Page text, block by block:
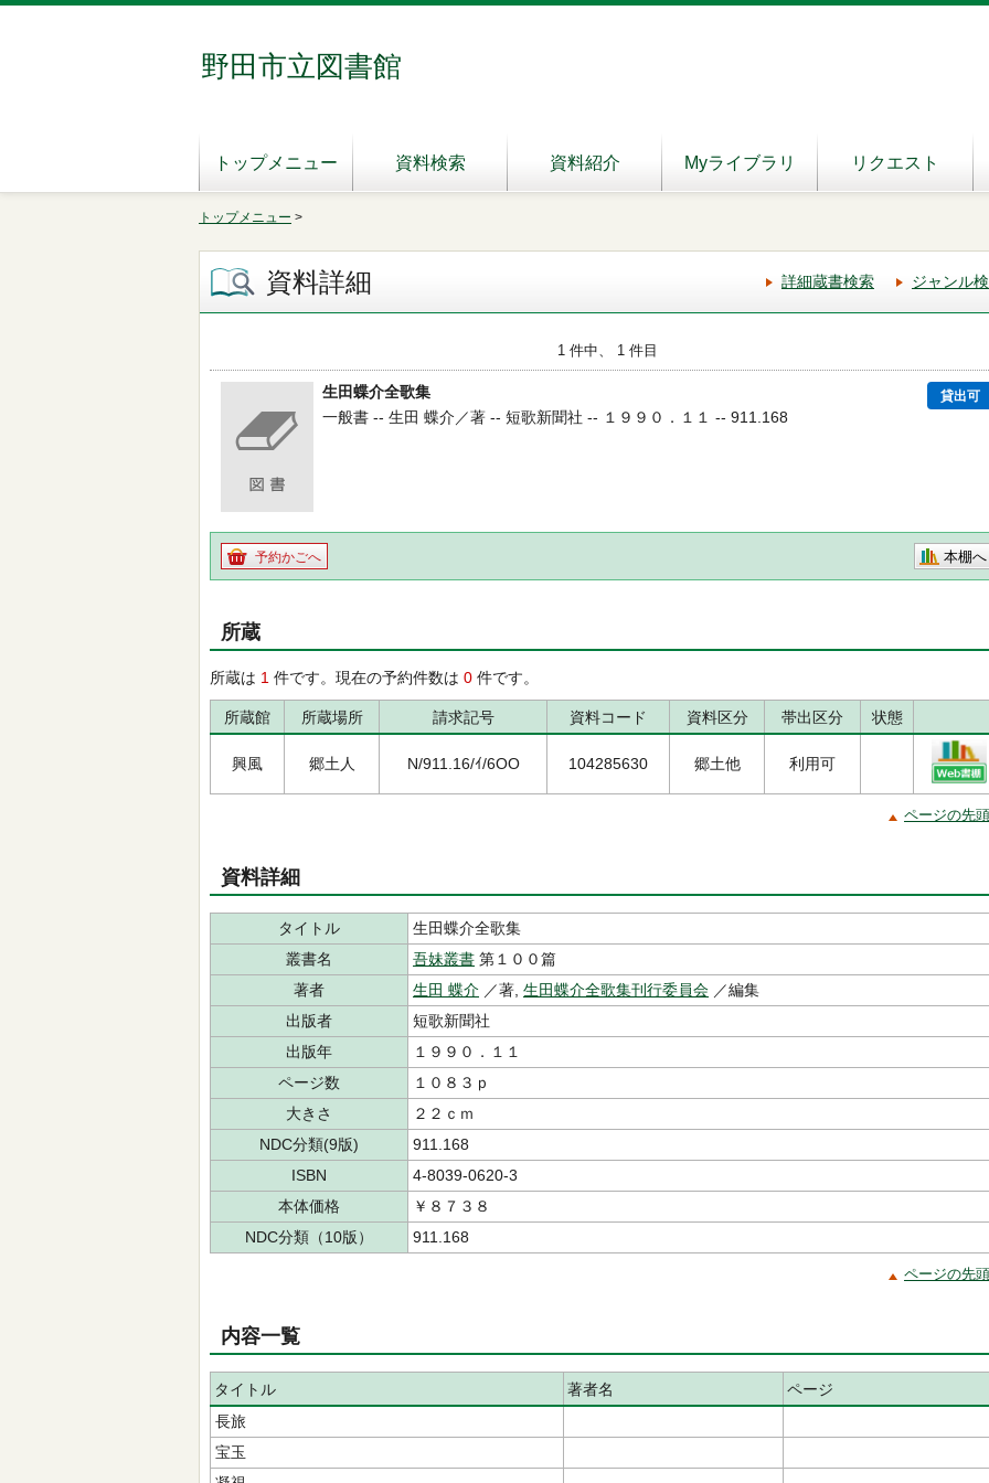
野田市立図書館
トップメニュー 資料検索 資料紹介 Myライブラリ リクエスト
トップメニュー >
資料詳細 詳細蔵書検索 ジャンル
1 件中、 1 件目
生田蝶介全歌集 貸出可
一般書 -- 生田 蝶介／著 -- 短歌新聞社 -- １９９０．１１ -- 911.168
予約かごへ 本棚へ
所蔵
所蔵は 1 件です。現在の予約件数は 0 件です。
所蔵館 所蔵場所 請求記号 資料コード 資料区分 帯出区分 状態
興風 郷土人 N/911.16/ｲ/6OO 104285630 郷土他 利用可
ページの先
資料詳細
タイトル
生田蝶介全歌集
叢書名
吾妹叢書 第１００篇
著者
生田 蝶介 ／著, 生田蝶介全歌集刊行委員会 ／編集
出版者
短歌新聞社
出版年
１９９０．１１
ページ数
１０８３ｐ
大きさ
２２ｃｍ
NDC分類(9版)
911.168
ISBN
4-8039-0620-3
本体価格
￥８７３８
NDC分類（10版）
911.168
ページの先
内容一覧
タイトル 著者名
ページ
長旅
宝玉